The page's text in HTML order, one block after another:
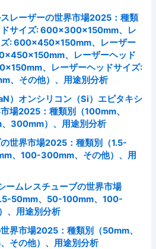
レーザーの世界市場2025：種類
ドサイズ: 600×300×150mm、レ
ズ: 600×450×150mm、レーザー
、レーザーヘッド
、レーザーヘッドサイズ:
、その他）、用途別分析
）オンシリコン（Si）エピタキシ
場2025：種類別（100mm、
300mm）、用途別分析
世界市場2025：種類別（1.5-
、100-300mm、その他）、用
ームレスチューブの世界市場
50mm、50-100mm、100-
、用途別分析
界市場2025：種類別（50mm、
その他）、用途別分析